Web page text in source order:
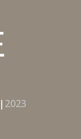
2023